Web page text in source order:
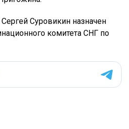
Суровикин назначен
комитета СНГ по